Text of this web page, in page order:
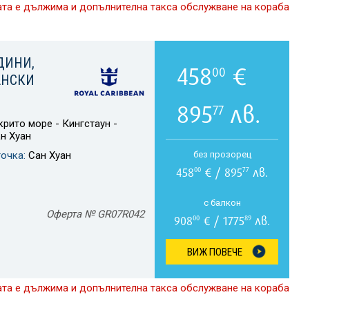
е дължима и допълнителна такса обслужване на кораба
море - Кингстаун -
Хуан
Сан Хуан
Оферта № GR07R042
45800 €
89577 лв.
без прозорец
45800 € / 89577 лв.
с балкон
90800 € / 177589 лв.
ВИЖ ПОВЕЧЕ
е дължима и допълнителна такса обслужване на кораба